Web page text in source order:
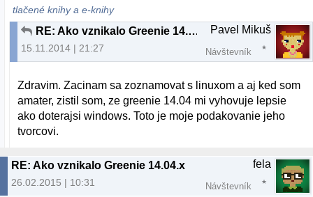
tlačené knihy a e-knihy
RE: Ako vznikalo Greenie 14.04.x
15.11.2014 | 21:27
Pavel Mikuš
Návštevník
Zdravim. Zacinam sa zoznamovat s linuxom a aj ked som
amater, zistil som, ze greenie 14.04 mi vyhovuje lepsie
ako doterajsi windows. Toto je moje podakovanie jeho
tvorcovi.
RE: Ako vznikalo Greenie 14.04.x
26.02.2015 | 10:31
fela
Návštevník